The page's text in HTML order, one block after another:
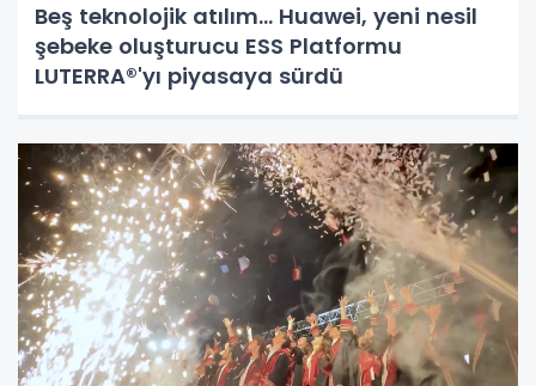
Beş teknolojik atılım... Huawei, yeni nesil
şebeke oluşturucu ESS Platformu
LUTERRA®'yı piyasaya sürdü